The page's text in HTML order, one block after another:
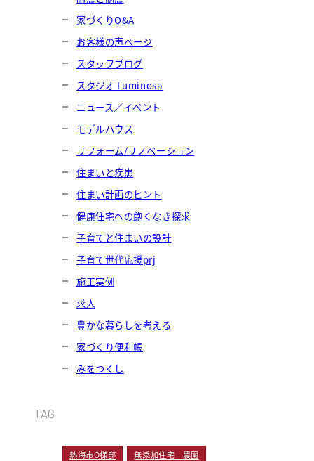
家づくりQ&A
お客様の声ページ
スタッフブログ
スタジオ Luminosa
ニュース／イベント
モデルハウス
リフォーム/リノベーション
住まいと疾患
住まい計画のヒント
健康住宅への飽くなき探求
子育てと住まいの設計
子育て世代応援prj
施工実例
求人
豊かな暮らしを考える
家づくり便利帳
みをつくし
TAG
熱海市O様邸 無添加住宅 農園